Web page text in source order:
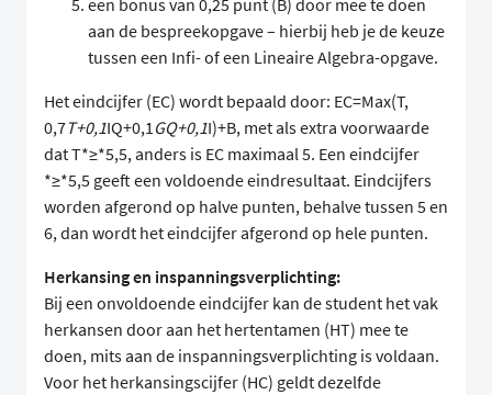
een bonus van 0,25 punt (B) door mee te doen
aan de bespreekopgave – hierbij heb je de keuze
tussen een Infi- of een Lineaire Algebra-opgave.
Het eindcijfer (EC) wordt bepaald door: EC=Max(T,
0,7T+0,1IQ+0,1GQ+0,1I)+B, met als extra voorwaarde
dat T*≥*5,5, anders is EC maximaal 5. Een eindcijfer
*≥*5,5 geeft een voldoende eindresultaat. Eindcijfers
worden afgerond op halve punten, behalve tussen 5 en
6, dan wordt het eindcijfer afgerond op hele punten.
Herkansing en inspanningsverplichting:
Bij een onvoldoende eindcijfer kan de student het vak
herkansen door aan het hertentamen (HT) mee te
doen, mits aan de inspanningsverplichting is voldaan.
Voor het herkansingscijfer (HC) geldt dezelfde